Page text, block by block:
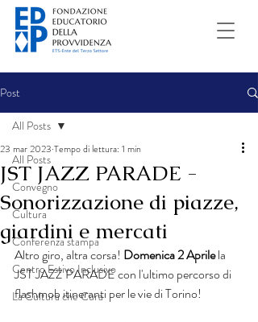
Post
All Posts
Convegno
Cultura
Conferenza stampa
Centro Estivo Inclusivo
La Cultura che Cura
All Posts
JST JAZZ PARADE -
Sonorizzazione di piazze,
giardini e mercati
23 mar 2023 Tempo di lettura: 1 min
Altro giro, altra corsa! Domenica 2 Aprile la
JST JAZZ PARADE con l'ultimo percorso di
flashmob itineranti per le vie di Torino!